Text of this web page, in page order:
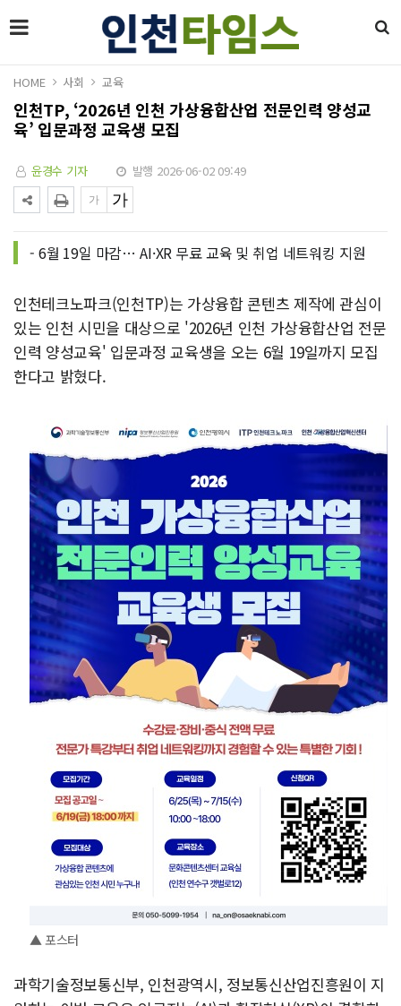
HOME 사회 교육
인천TP, ‘2026년 인천 가상융합산업 전문인력 양성교
육’ 입문과정 교육생 모집
윤경수 기자 발행 2026-06-02 09:49
- 6월 19일 마감… AI·XR 무료 교육 및 취업 네트워킹 지원
인천테크노파크(인천TP)는 가상융합 콘텐츠 제작에 관심이
있는 인천 시민을 대상으로 '2026년 인천 가상융합산업 전문
인력 양성교육' 입문과정 교육생을 오는 6월 19일까지 모집
한다고 밝혔다.
▲ 포스터
과학기술정보통신부, 인천광역시, 정보통신산업진흥원이 지